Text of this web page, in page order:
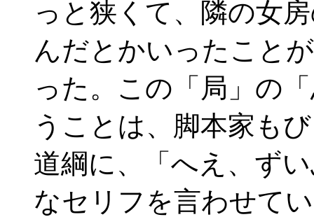
っと狭くて、隣の女
んだとかいったこと
った。この「局」の
うことは、脚本家も
道綱に、「へえ、ず
なセリフを言わせて